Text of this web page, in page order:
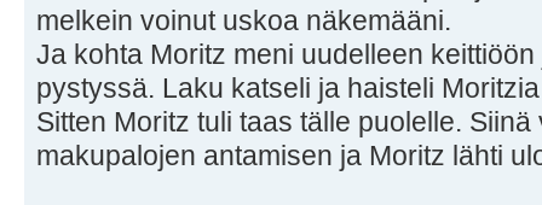
melkein voinut uskoa näkemääni.
Ja kohta Moritz meni uudelleen
pystyssä. Laku katseli ja haisteli
Sitten Moritz tuli taas tälle puolelle.
makupalojen antamisen ja Moritz lähti